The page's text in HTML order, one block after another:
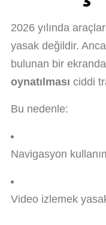
2026 yılında
yasak değildir.
bulunan bir ekranda
oynatılması ciddi
Bu nedenle:
Navigasyon
Video izlemek